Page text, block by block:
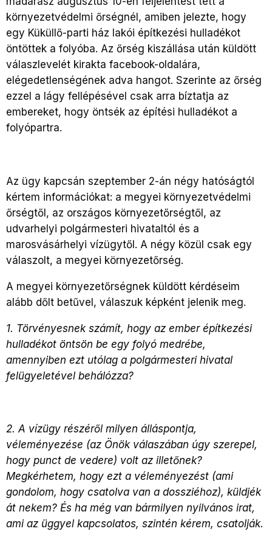
környezetvédelmi őrségnél, amiben jelezte, hogy
egy Küküllő-parti ház lakói építkezési hulladékot
öntöttek a folyóba. Az őrség kiszállása után küldött
válaszlevelét kirakta facebook-oldalára,
elégedetlenségének adva hangot. Szerinte az őrség
ezzel a lágy fellépésével csak arra bíztatja az
embereket, hogy öntsék az építési hulladékot a
folyópartra.
Az ügy kapcsán szeptember 2-án négy hatóságtól
kértem információkat: a megyei környezetvédelmi
őrségtől, az országos környezetőrségtől, az
udvarhelyi polgármesteri hivataltól és a
marosvásárhelyi vízügytől. A négy közül csak egy
válaszolt, a megyei környezetőrség.
A megyei környezetőrségnek küldött kérdéseim
alább dőlt betűvel, válaszuk képként jelenik meg.
1. Törvényesnek számít, hogy az ember építkezési
hulladékot öntsön be egy folyó medrébe,
amennyiben ezt utólag a polgármesteri hivatal
felügyeletével behálózza?
2. A vízügy részéről milyen álláspontja,
véleményezése (az Önök válaszában úgy szerepel,
hogy punct de vedere) volt az illetőnek?
Megkérhetem, hogy ezt a véleményezést (ami
gondolom, hogy csatolva van a dossziéhoz), küldjék
át nekem? És ha még van bármilyen nyilvános irat,
ami az üggyel kapcsolatos, szintén kérem, csatolják.